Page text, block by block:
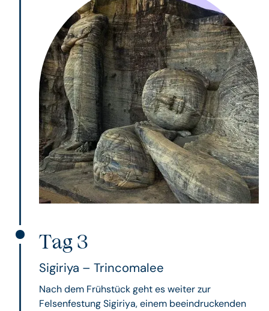
Tag 3
Sigiriya – Trincomalee
Nach dem Frühstück geht es weiter zur
Felsenfestung Sigiriya, einem beeindruckenden